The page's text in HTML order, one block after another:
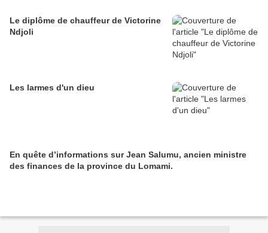
Le diplôme de chauffeur de Victorine
Ndjoli
Les larmes d'un dieu
En quête d’informations sur Jean Salumu, ancien ministre
des finances de la province du Lomami.